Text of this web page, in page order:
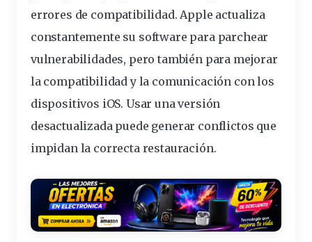
errores de compatibilidad. Apple actualiza
constantemente su software para parchear
vulnerabilidades, pero también para mejorar
la compatibilidad y la comunicación con los
dispositivos iOS. Usar una versión
desactualizada puede generar conflictos que
impidan la correcta restauración.